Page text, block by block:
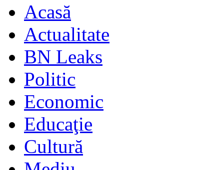
Acasă
Actualitate
BN Leaks
Politic
Economic
Educaţie
Cultură